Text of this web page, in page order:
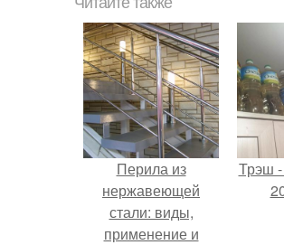
Перила из
нержавеющей
стали: виды,
применение и
Трэш